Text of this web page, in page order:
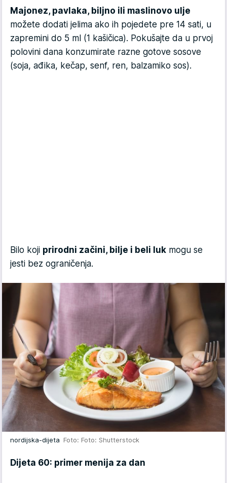
Majonez, pavlaka, biljno ili maslinovo ulje
možete dodati jelima ako ih pojedete pre 14 sati, u
zapremini do 5 ml (1 kašičica). Pokušajte da u prvoj
polovini dana konzumirate razne gotove sosove
(soja, ađika, kečap, senf, ren, balzamiko sos).
Bilo koji prirodni začini, bilje i beli luk mogu se
jesti bez ograničenja.
nordijska-dijeta Foto: Foto: Shutterstock
Dijeta 60: primer menija za dan